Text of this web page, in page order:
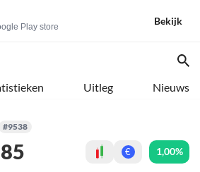
Play store
Bekijk
Uitleg Nieuws
#9538
€ 1,00%